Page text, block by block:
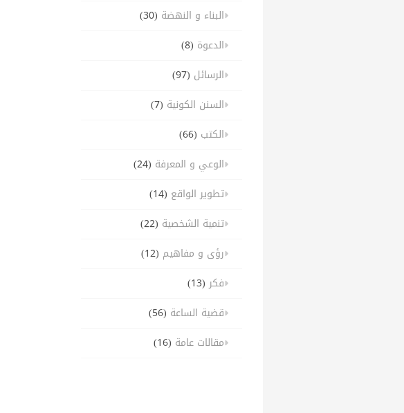
البناء و النهضة (30)
الدعوة (8)
الرسائل (97)
السنن الكونية (7)
الكتب (66)
الوعي و المعرفة (24)
تطوير الواقع (14)
تنمية الشخصية (22)
رؤى و مفاهيم (12)
فكر(13)
قضية الساعة (56)
مقالات عامة (16)